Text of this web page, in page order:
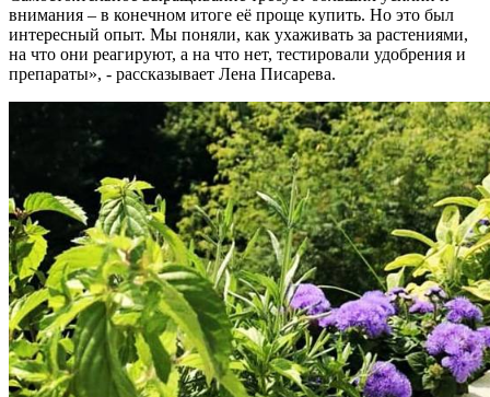
внимания – в конечном итоге её проще купить. Но это был
интересный опыт. Мы поняли, как ухаживать за растениями,
на что они реагируют, а на что нет, тестировали удобрения и
препараты», - рассказывает Лена Писарева.